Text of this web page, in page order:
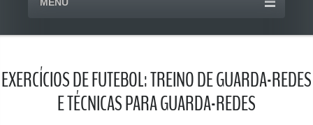
EXERCÍCIOS DE FUTEBOL: TREINO DE GUARDA-REDES
E TÉCNICAS PARA GUARDA-REDES